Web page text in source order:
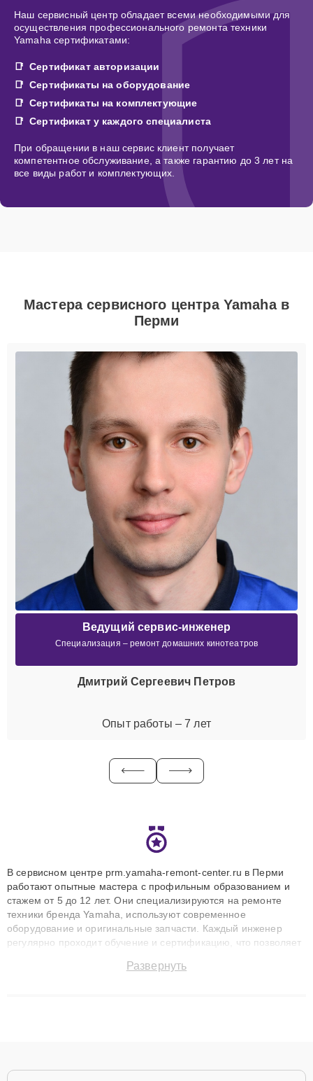
Наш сервисный центр обладает всеми необходимыми для
осуществления профессионального ремонта техники
Yamaha сертификатами:
Сертификат авторизации
Сертификаты на оборудование
Сертификаты на комплектующие
Сертификат у каждого специалиста
При обращении в наш сервис клиент получает
компетентное обслуживание, а также гарантию до 3 лет на
все виды работ и комплектующих.
Мастера сервисного центра Yamaha в
Перми
Ведущий сервис-инженер
Специализация – ремонт домашних кинотеатров
Дмитрий Сергеевич Петров
Опыт работы – 7 лет
В сервисном центре prm.yamaha-remont-center.ru в Перми
работают опытные мастера с профильным образованием и
стажем от 5 до 12 лет. Они специализируются на ремонте
техники бренда Yamaha, используют современное
оборудование и оригинальные запчасти. Каждый инженер
регулярно проходит обучение и сертификацию, что позволяет
технику с сохранением гарантии до 3 лет. Наши мастера
Развернуть